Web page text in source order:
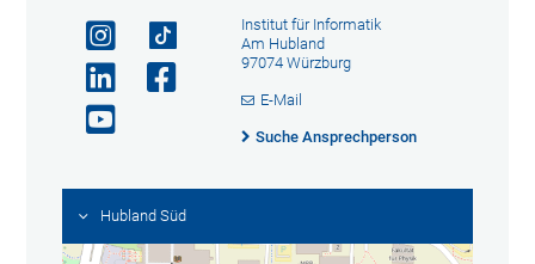
Institut für Informatik
Am Hubland
97074 Würzburg
E-Mail
Suche Ansprechperson
Hubland Süd